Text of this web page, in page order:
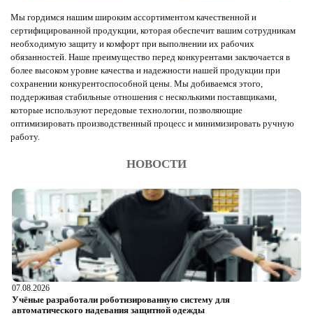
Мы гордимся нашим широким ассортиментом качественной и
сертифицированной продукции, которая обеспечит вашим сотрудникам
необходимую защиту и комфорт при выполнении их рабочих
обязанностей. Наше преимущество перед конкурентами заключается в
более высоком уровне качества и надежности нашей продукции при
сохранении конкурентоспособной цены. Мы добиваемся этого,
поддерживая стабильные отношения с несколькими поставщиками,
которые используют передовые технологии, позволяющие
оптимизировать производственный процесс и минимизировать ручную
работу.
НОВОСТИ
07.08.2026
Учёные разработали роботизированную систему для
автоматического надевания защитной одежды